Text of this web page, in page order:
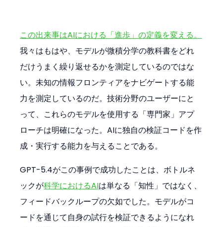
この出来事はAIにおける「進歩」の定義を変える。
我々はもはや、モデルが微積分学の教科書をどれ
だけうまく繰り返せるかを測定しているのではな
い。未知の情報フロンティアをナビゲートする能
力を測定しているのだ。技術分野のユーザーにと
って、これらのモデルを使用する「専門家」アプ
ローチは明確になった。AIに独自の検証コードを作
成・実行する能力を与えることである。
GPT-5.4がこの事例で成功したことは、ボトルネ
ックが科学におけるAIは単なる「知性」ではなく、
フィードバックループの欠如でした。モデルがコ
ードを通じて自身の試行を検証できるようになれ